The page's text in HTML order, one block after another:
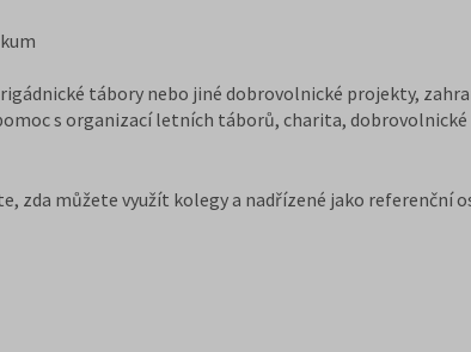
tábory nebo jiné dobrovolnické projekty,
s organizací letních táborů, charita,
zda můžete využít kolegy a nadřízené jako referenční